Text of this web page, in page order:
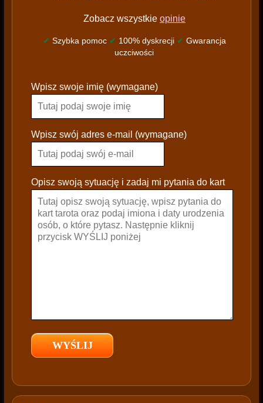
Zobacz wszystkie opinie
✔ Szybka pomoc ✔ 100% dyskrecji ✔ Gwarancja
uczciwości
l
a
s
e
a
e
e
p
Wpisz swoje imię (wymagane)
Wpisz swój adres e-mail (wymagane)
Opisz swoją sytuację i zadaj mi pytania do kart